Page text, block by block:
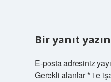
Bir yanıt yazın
E-posta adresiniz
Gerekli alanlar*ile